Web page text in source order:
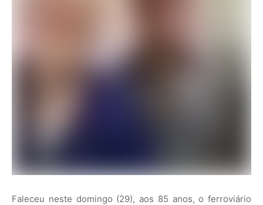
Faleceu neste domingo (29), aos 85 anos, o ferroviário